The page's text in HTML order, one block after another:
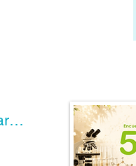
Sesión